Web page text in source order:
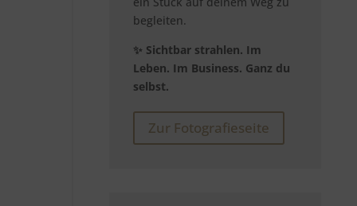
begleiten.
✨ Sichtbar strahlen. Im
Leben. Im Business. Ganz du
selbst.
Zur Fotografieseite